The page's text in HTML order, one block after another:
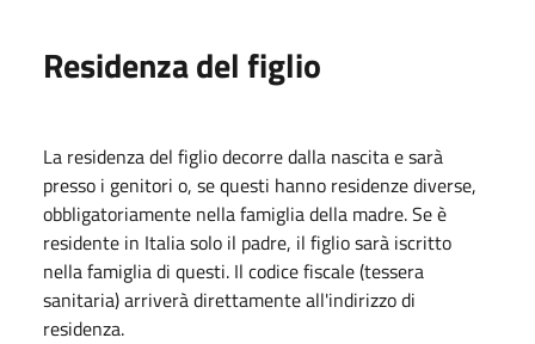
Residenza del figlio
La residenza del figlio decorre dalla nascita e sarà
presso i genitori o, se questi hanno residenze diverse,
obbligatoriamente nella famiglia della madre. Se è
residente in Italia solo il padre, il figlio sarà iscritto
nella famiglia di questi. Il codice fiscale (tessera
sanitaria) arriverà direttamente all'indirizzo di
residenza.